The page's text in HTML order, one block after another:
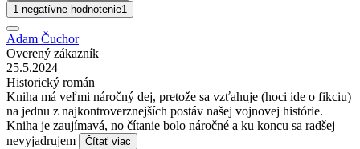
1 negatívne hodnotenie1
Adam Čuchor
Overený zákazník
25.5.2024
Historický román
Kniha má veľmi náročný dej, pretože sa vzťahuje (hoci ide o fikciu)
na jednu z najkontroverznejších postáv našej vojnovej histórie.
Kniha je zaujímavá, no čítanie bolo náročné a ku koncu sa radšej
nevyjadrujem
Čítať viac